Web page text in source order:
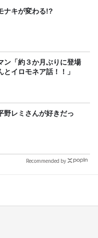
ナキが変わる!?
とイロモネア話！！」
野レミさんが好きだっ
Recommended by